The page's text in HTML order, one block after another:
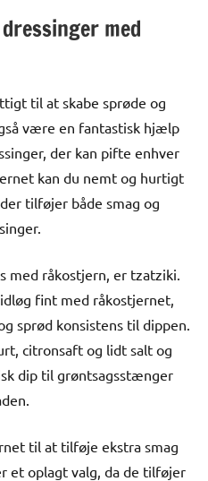
med
til at skabe sprøde og
være en fantastisk hjælp
der kan pifte enhver
kan du nemt og hurtigt
tilføjer både smag og
med råkostjern, er tzatziki.
fint med råkostjernet,
sprød konsistens til dippen.
citronsaft og lidt salt og
dip til grøntsagsstænger
til at tilføje ekstra smag
et oplagt valg, da de tilføjer